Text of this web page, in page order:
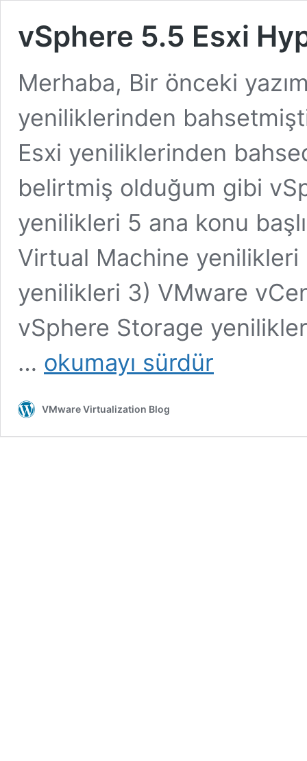
vSphere 5.5 Esxi
Merhaba, Bir önceki
yeniliklerinden
Esxi yeniliklerinden
belirtmiş olduğum gibi
yenilikleri 5 ana konu
Virtual Machine
yenilikleri 3) VMware
vSphere Storage
…
vSphere
5.5
Yenilikleri
okumayı sürdür
VMware Virtualization Blog